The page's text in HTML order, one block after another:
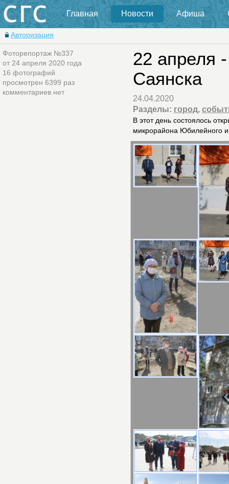
Главная Новости Афиша
Авторизация
Фоторепортаж №337
от 24 апреля 2020 года
16 фотографий
просмотрен 6399 раз
комментариев нет
22 апреля
Саянска
24.04.2020
Разделы: город,
В этот день состоялось
микрорайона Юбилейного